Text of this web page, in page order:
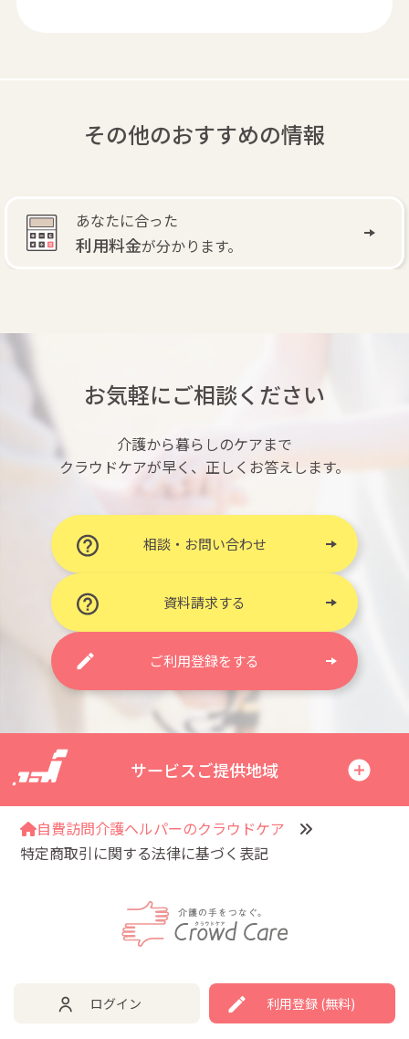
その他のおすすめの情報
あなたに合った
利用料金が分かります。
お気軽にご相談ください
介護から暮らしのケアまで
クラウドケアが早く、正しくお答えします。
相談・お問い合わせ
資料請求する
ご利用登録をする
サービスご提供地域
自費訪問介護ヘルパーのクラウドケア
特定商取引に関する法律に基づく表記
ログイン 利用登録 (無料)